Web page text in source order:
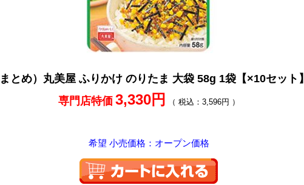
まとめ）丸美屋 ふりかけ のりたま 大袋 58g 1袋【×10セット】
専門店特価 3,330円 （ 税込：3,596円 ）
希望 小売価格：オープン価格